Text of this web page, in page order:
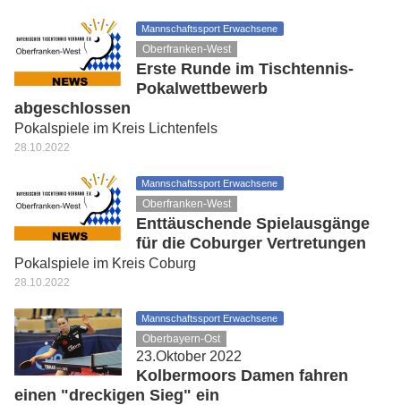
Mannschaftssport Erwachsene
Oberfranken-West
Erste Runde im Tischtennis-
Pokalwettbewerb
abgeschlossen
Pokalspiele im Kreis Lichtenfels
28.10.2022
Mannschaftssport Erwachsene
Oberfranken-West
Enttäuschende Spielausgänge
für die Coburger Vertretungen
Pokalspiele im Kreis Coburg
28.10.2022
Mannschaftssport Erwachsene
Oberbayern-Ost
23.Oktober 2022
Kolbermoors Damen fahren
einen "dreckigen Sieg" ein